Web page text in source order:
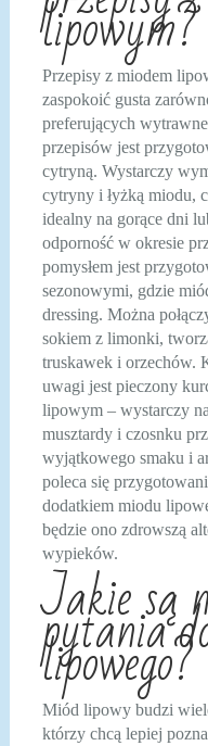
lipowym?
Przepisy z miodem
zaspokoić gusta
preferujących
przepisów jest
cytryną. Wystarczy
cytryny i łyżką miodu,
idealny na gorące dni
odporność w okresie
pomysłem jest
sezonowymi, gdzie
dressing. Można
sokiem z limonki,
truskawek i orzechów.
uwagi jest pieczony
lipowym – wystarczy
musztardy i czosnku
wyjątkowego smaku i
poleca się
dodatkiem miodu
będzie ono zdrowszą
wypieków.
Jakie są
pytania
lipowego?
Miód lipowy budzi
którzy chcą lepiej